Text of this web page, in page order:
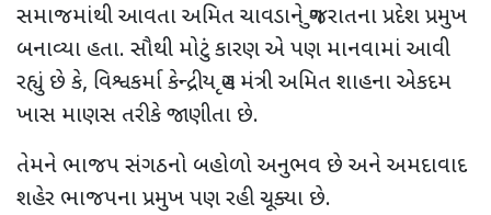
સમાજમાંથી આવતા અમિત ચાવડાને ગુજરાતના પ્રદેશ પ્રમુખ
બનાવ્યા હતા. સૌથી મોટું કારણ એ પણ માનવામાં આવી
રહ્યું છે કે, વિશ્વકર્મા કેન્દ્રીય ગૃહ મંત્રી અમિત શાહના એકદમ
ખાસ માણસ તરીકે જાણીતા છે.
તેમને ભાજપ સંગઠનો બહોળો અનુભવ છે અને અમદાવાદ
શહેર ભાજપના પ્રમુખ પણ રહી ચૂક્યા છે.